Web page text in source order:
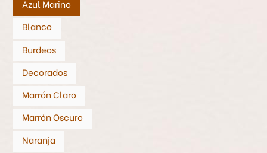
Azul Marino
Blanco
Burdeos
Decorados
Marrón Claro
Marrón Oscuro
Naranja